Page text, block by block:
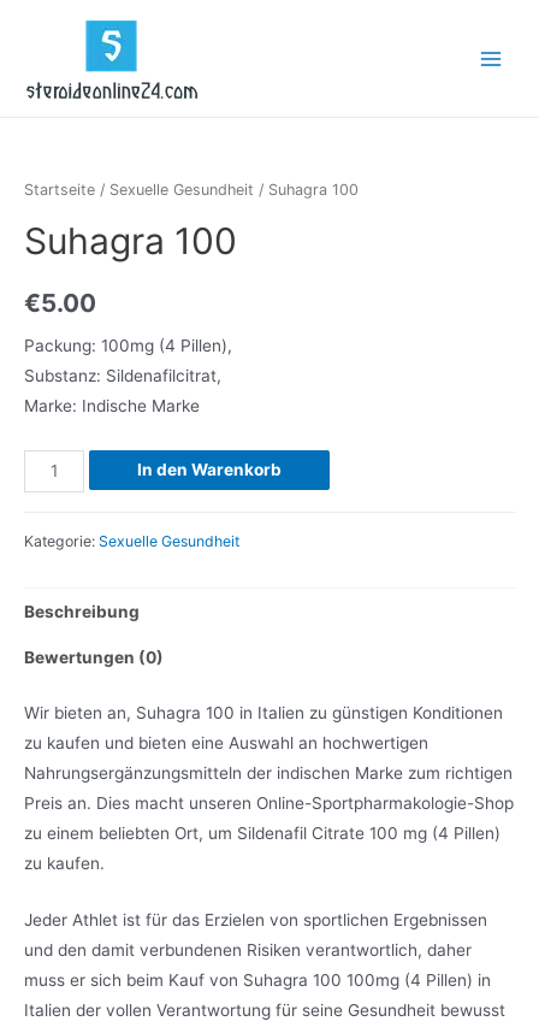
Startseite / Sexuelle Gesundheit / Suhagra 100
Suhagra 100
€5.00
Packung: 100mg (4 Pillen),
Substanz: Sildenafilcitrat,
Marke: Indische Marke
Suhagra
100
In den Warenkorb
Kategorie: Sexuelle Gesundheit
Beschreibung
Bewertungen (0)
Wir bieten an, Suhagra 100 in Italien zu günstigen Konditionen
zu kaufen und bieten eine Auswahl an hochwertigen
Nahrungsergänzungsmitteln der indischen Marke zum richtigen
Preis an. Dies macht unseren Online-Sportpharmakologie-Shop
zu einem beliebten Ort, um Sildenafil Citrate 100 mg (4 Pillen)
zu kaufen.
Jeder Athlet ist für das Erzielen von sportlichen Ergebnissen
und den damit verbundenen Risiken verantwortlich, daher
muss er sich beim Kauf von Suhagra 100 100mg (4 Pillen) in
Italien der vollen Verantwortung für seine Gesundheit bewusst